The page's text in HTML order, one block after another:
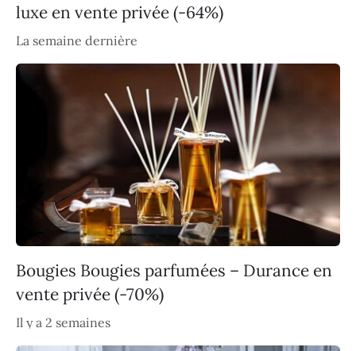
luxe en vente privée (-64%)
La semaine dernière
Bougies Bougies parfumées – Durance en
vente privée (-70%)
Il y a 2 semaines